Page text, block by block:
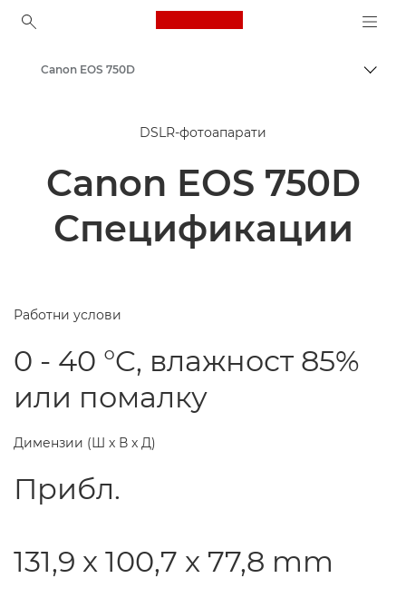
Canon Logo, back to
Canon EOS 750D
DSLR-фотоапарати
Canon EOS 750D
Спецификации
Работни услови
0 - 40 °C, влажност 85%
или помалку
Димензии (Ш x В x Д)
Прибл.
131,9 x 100,7 x 77,8 mm